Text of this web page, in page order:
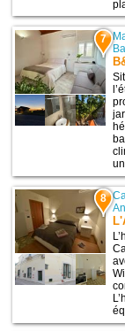
7
8